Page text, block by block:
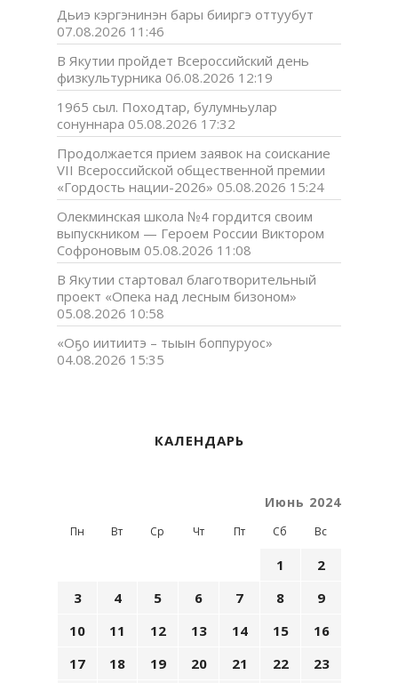
Дьиэ кэргэнинэн бары бииргэ оттуубут
07.08.2026 11:46
В Якутии пройдет Всероссийский день
физкультурника 06.08.2026 12:19
1965 сыл. Походтар, булумньулар
сонуннара 05.08.2026 17:32
Продолжается прием заявок на соискание
VII Всероссийской общественной премии
«Гордость нации-2026» 05.08.2026 15:24
Олекминская школа №4 гордится своим
выпускником — Героем России Виктором
Софроновым 05.08.2026 11:08
В Якутии стартовал благотворительный
проект «Опека над лесным бизоном»
05.08.2026 10:58
«Оҕо иитиитэ – тыын боппуруос»
04.08.2026 15:35
КАЛЕНДАРЬ
Июнь 2024
Пн Вт Ср Чт Пт Сб Вс
1
2
3
4 5 6 7 8
9
10
11 12 13 14 15
16
17
18 19 20 21 22
23